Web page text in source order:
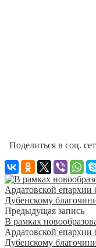
Поделиться в соц.
Предыдущая запись
В рамках
Ардатовской епархии
Дубенскому